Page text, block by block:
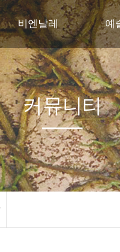
비엔날레
비엔날레 행사개요
주제
프로그램
전시작품
관람안내
지난비엔날레
예
야
야투
국
커뮤니티